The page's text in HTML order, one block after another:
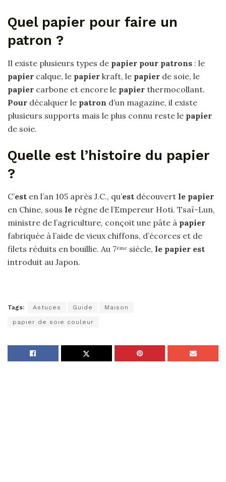
Quel papier pour faire un
patron ?
Il existe plusieurs types de papier pour patrons : le
papier calque, le papier kraft, le papier de soie, le
papier carbone et encore le papier thermocollant.
Pour décalquer le patron d’un magazine, il existe
plusieurs supports mais le plus connu reste le papier
de soie.
Quelle est l’histoire du papier
?
C’est en l’an 105 après J.C., qu’est découvert le papier
en Chine, sous le règne de l’Empereur Hoti. Tsaï-Lun,
ministre de l’agriculture, conçoit une pâte à papier
fabriquée à l’aide de vieux chiffons, d’écorces et de
filets réduits en bouillie. Au 7ème siècle, le papier est
introduit au Japon.
Tags: Astuces Guide Maison
papier de soie couleur